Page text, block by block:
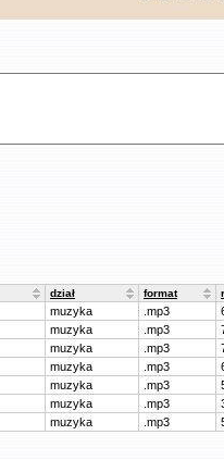
dział format
muzyka .mp3
muzyka .mp3
muzyka .mp3
muzyka .mp3
muzyka .mp3
muzyka .mp3
muzyka .mp3